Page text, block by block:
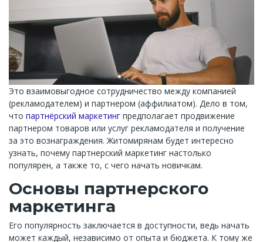
Это взаимовыгодное сотрудничество между компанией
(рекламодателем) и партнером (аффилиатом). Дело в том,
что партнёрский маркетинг предполагает продвижение
партнером товаров или услуг рекламодателя и получение
за это вознаграждения. Житомирянам будет интересно
узнать, почему партнерский маркетинг настолько
популярен, а также то, с чего начать новичкам.
Основы партнерского
маркетинга
Его популярность заключается в доступности, ведь начать
может каждый, независимо от опыта и бюджета. К тому же